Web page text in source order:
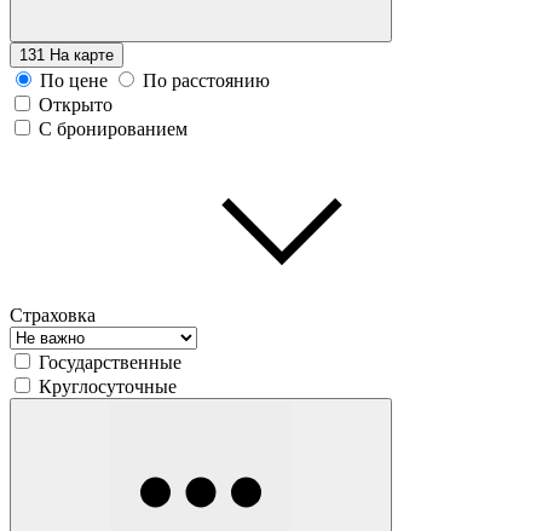
131 На карте
По цене
По расстоянию
Открыто
С бронированием
Страховка
Государственные
Круглосуточные